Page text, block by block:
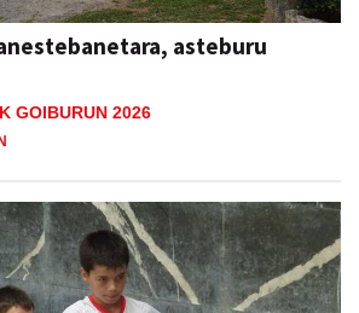
asteburu
GOIBURUN 2026